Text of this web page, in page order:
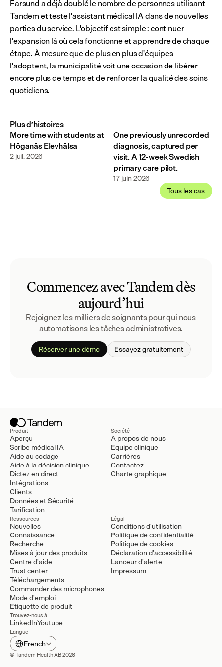
Farsund a déjà doublé le nombre de personnes utilisant
Tandem et teste l'assistant médical IA dans de nouvelles
parties du service. L'objectif est simple : continuer
l'expansion là où cela fonctionne et apprendre de chaque
étape. À mesure que de plus en plus d'équipes
l'adoptent, la municipalité voit une occasion de libérer
encore plus de temps et de renforcer la qualité des soins
quotidiens.
Tous les cas
Plus d’histoires
More time with students at
Höganäs Elevhälsa
2 juil. 2026
One previously unrecorded
diagnosis, captured per
visit. A 12-week Swedish
primary care pilot.
17 juin 2026
Commencez avec Tandem dès
aujourd’hui
Rejoignez les milliers de soignants pour qui nous
automatisons les tâches administratives.
Réserver une démo Essayez gratuitement
Produit
Aperçu
Scribe médical IA
Aide au codage
Aide à la décision clinique
Dictez en direct
Intégrations
Clients
Données et Sécurité
Tarification
Société
À propos de nous
Équipe clinique
Carrières
Contactez
Charte graphique
Ressources
Nouvelles
Connaissance
Recherche
Mises à jour des produits
Centre d'aide
Trust center
Téléchargements
Commander des microphones
Mode d'emploi
Étiquette de produit
Légal
Conditions d'utilisation
Politique de confidentialité
Politique de cookies
Déclaration d'accessibilité
Lanceur d'alerte
Impressum
© Tandem Health AB 2026
Trouvez-nous à
LinkedInYoutube
Langue
Select Language
French